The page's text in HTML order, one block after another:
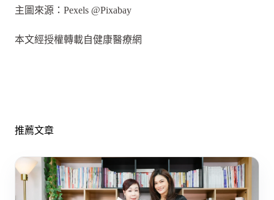
主圖來源：Pexels @Pixabay
本文經授權轉載自健康醫療網
推薦文章